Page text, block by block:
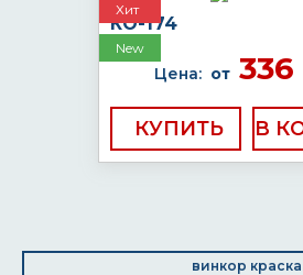
Хит
New
КО-174
Цена: от336
КУПИТЬ
винкор краска